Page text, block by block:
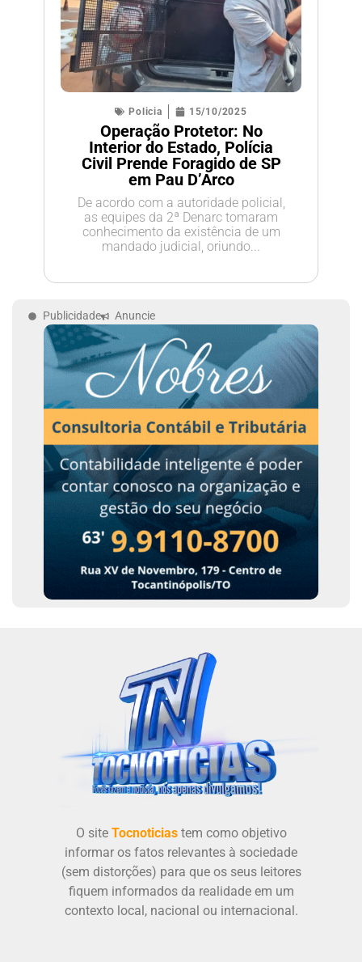
Policia 15/10/2025
Operação Protetor: No
Interior do Estado, Polícia
Civil Prende Foragido de SP
em Pau D’Arco
De acordo com a autoridade policial,
as equipes da 2ª Denarc tomaram
conhecimento da existência de um
mandado judicial, oriundo...
Publicidade Anuncie
O site Tocnoticiastem como objetivo
informar os fatos relevantes à sociedade
(sem distorções) para que os seus leitores
fiquem informados da realidade em um
contexto local, nacional ou internacional.